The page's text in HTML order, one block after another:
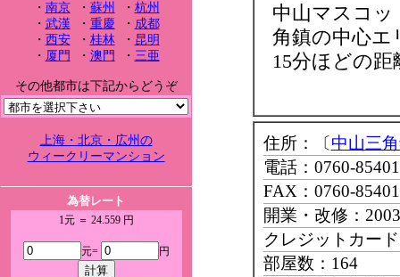
・ 南京・ 蘇州 ・ 杭州
・ 武漢 ・ 重慶 ・ 成都
・ 西安・ 桂林・ 昆明
・ 厦門 ・ 澳門 ・ 三亜
その他都市は下記からどうぞ
上海・北京・広州の
ウィークリーマンション
為替レート
1元 ＝ 24.559 円
元= 円
中山マスコッ
角鎮の中心エ
15分ほどの距
住所：〔 中山三
電話：0760-
FAX：0760-
開業・改修：
クレジットカー
部屋数：164